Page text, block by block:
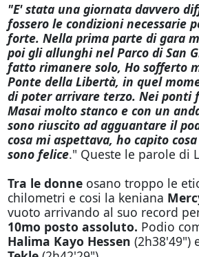
"E' stata una giornata davvero
fossero le condizioni necessarie
forte. Nella prima parte di gara
poi gli allunghi nel Parco di San
fatto rimanere solo, Ho sofferto
Ponte della Libertà, in quel
di poter arrivare terzo. Nei ponti
Masai molto stanco e con un
sono riuscito ad agguantare il
cosa mi aspettava, ho capito
sono felice." Queste le parole di
Tra le donne osano troppo le
chilometri e cosi la keniana
vuoto arrivando al suo record
10mo posto assoluto. Podio
Halima Kayo Hessen (2h38'49")